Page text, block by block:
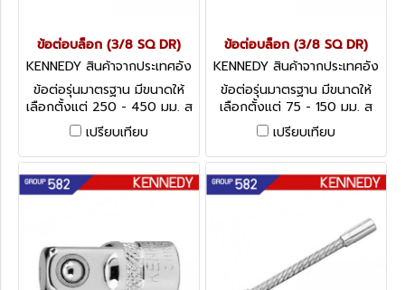
ข้อต่อบล็อก (3/8 SQ DR)
KENNEDY สินค้าจากประเทศอัง
กฤษ-1
ข้อต่อรุ่นมาตรฐาน มีขนาดให้
เลือกตั้งแต่ 250 - 450 มม. ส
แควร์ไดรฟ์ 3/8 นิ้ว Kennedy
Extension Bars, 3/8 -
Standard
เปรียบเทียบ
ข้อต่อบล็อก (3/8 SQ DR)
KENNEDY สินค้าจากประเทศอัง
กฤษ-1
ข้อต่อรุ่นมาตรฐาน มีขนาดให้
เลือกตั้งแต่ 75 - 150 มม. ส
แควร์ไดรฟ์ 3/8 นิ้ว Kennedy
Extension Bars, 3/8 -
Standard
เปรียบเทียบ